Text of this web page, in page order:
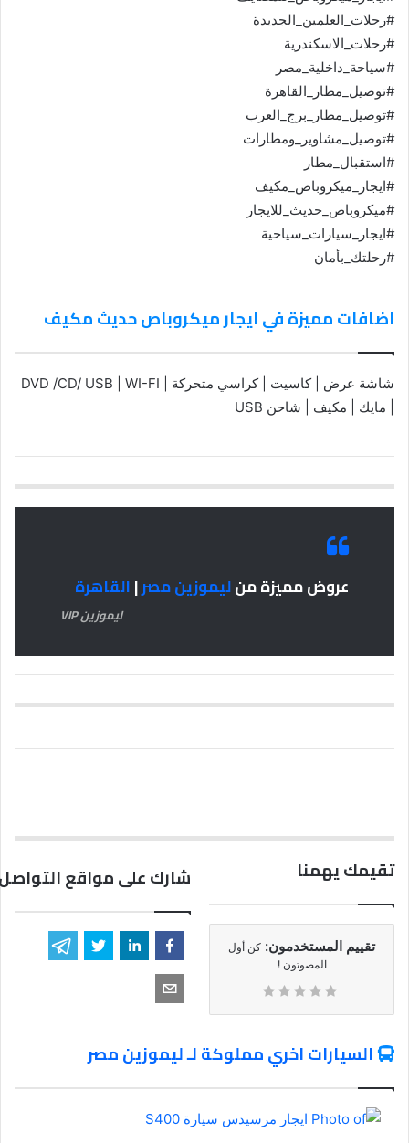
#رحلات_العلمين_الجديدة
#رحلات_الاسكندرية
#سياحة_داخلية_مصر
#توصيل_مطار_القاهرة
#توصيل_مطار_برج_العرب
#توصيل_مشاوير_ومطارات
#استقبال_مطار
#ايجار_ميكروباص_مكيف
#ميكروباص_حديث_للايجار
#ايجار_سيارات_سياحية
#رحلتك_بأمان
اضافات مميزة في ايجار ميكروباص حديث مكيف
شاشة عرض | كاسيت | كراسي متحركة | DVD /CD/ USB | WI-FI
| مايك | مكيف | شاحن USB
عروض مميزة منليموزين مصر|القاهرة
ليموزين VIP
تقيمك يهمنا
تقييم المستخدمون: كن أول
المصوتون !
شارك على مواقع
السيارات اخري مملوكة لـ ليموزين مصر